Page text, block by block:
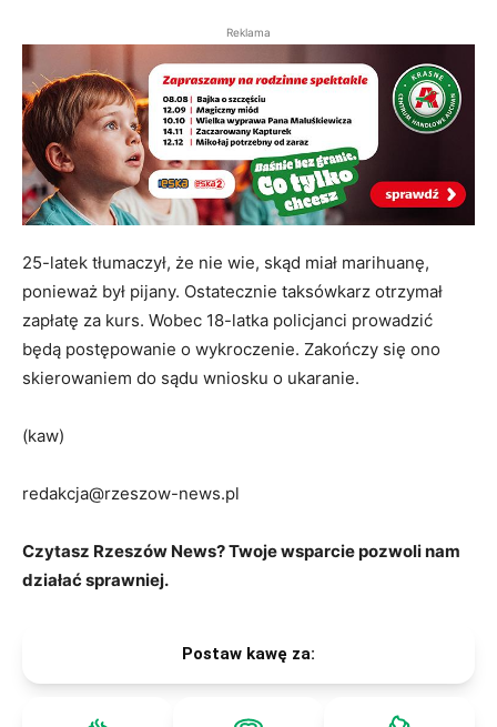
Reklama
25-latek tłumaczył, że nie wie, skąd miał marihuanę,
ponieważ był pijany. Ostatecznie taksówkarz otrzymał
zapłatę za kurs. Wobec 18-latka policjanci prowadzić
będą postępowanie o wykroczenie. Zakończy się ono
skierowaniem do sądu wniosku o ukaranie.
(kaw)
redakcja@rzeszow-news.pl
Czytasz Rzeszów News? Twoje wsparcie pozwoli nam
działać sprawniej.
Postaw kawę za: